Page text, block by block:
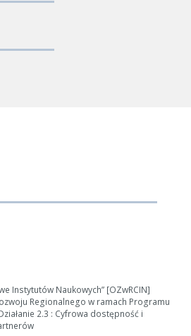
Instytutów Naukowych” [OZwRCIN]
Regionalnego w ramach Programu
2.3 : Cyfrowa dostępność i